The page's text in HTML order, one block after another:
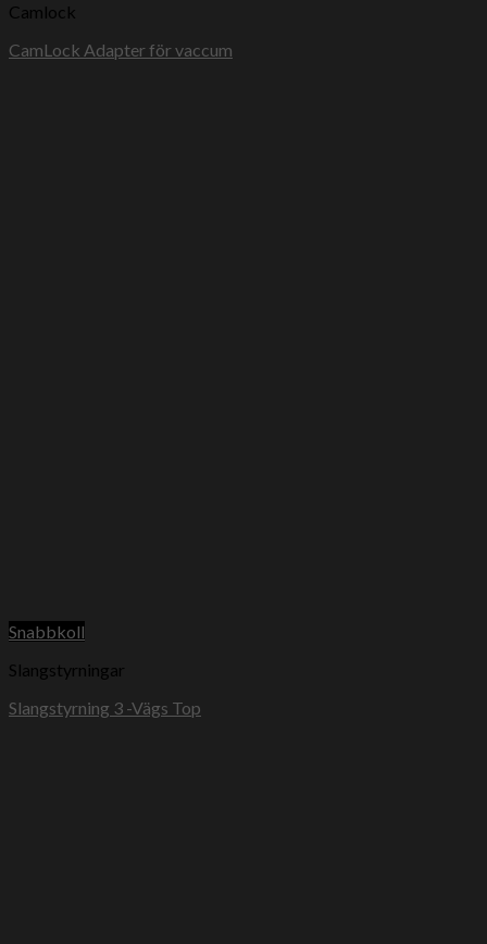
Camlock
CamLock Adapter för vaccum
Snabbkoll
Slangstyrningar
Slangstyrning 3 -Vägs Top